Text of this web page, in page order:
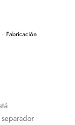
Fabricación